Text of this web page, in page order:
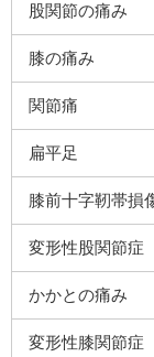
股関節の痛み
膝の痛み
関節痛
扁平足
膝前十字靭帯損
変形性股関節症
かかとの痛み
変形性膝関節症